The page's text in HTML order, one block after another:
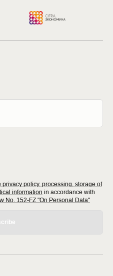
privacy policy, processing, storage of
information in accordance with
No. 152-FZ "On Personal Data"